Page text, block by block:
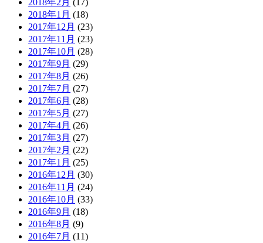
2018年2月 (17)
2018年1月 (18)
2017年12月 (23)
2017年11月 (23)
2017年10月 (28)
2017年9月 (29)
2017年8月 (26)
2017年7月 (27)
2017年6月 (28)
2017年5月 (27)
2017年4月 (26)
2017年3月 (27)
2017年2月 (22)
2017年1月 (25)
2016年12月 (30)
2016年11月 (24)
2016年10月 (33)
2016年9月 (18)
2016年8月 (9)
2016年7月 (11)